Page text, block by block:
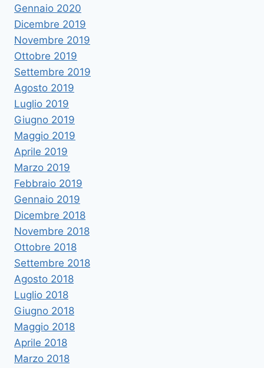
Gennaio 2020
Dicembre 2019
Novembre 2019
Ottobre 2019
Settembre 2019
Agosto 2019
Luglio 2019
Giugno 2019
Maggio 2019
Aprile 2019
Marzo 2019
Febbraio 2019
Gennaio 2019
Dicembre 2018
Novembre 2018
Ottobre 2018
Settembre 2018
Agosto 2018
Luglio 2018
Giugno 2018
Maggio 2018
Aprile 2018
Marzo 2018